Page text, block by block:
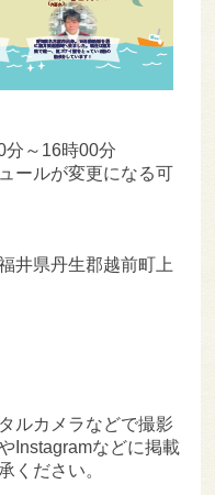
～16時00分
ールが変更になる可
井県丹生郡越前町上
ルカメラなどで撮影
Instagramなどに掲載
ください。